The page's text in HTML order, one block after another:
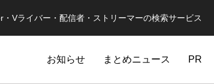
Vライバー・配信者・ストリーマーの検索サービス
お知らせ まとめニュース PR